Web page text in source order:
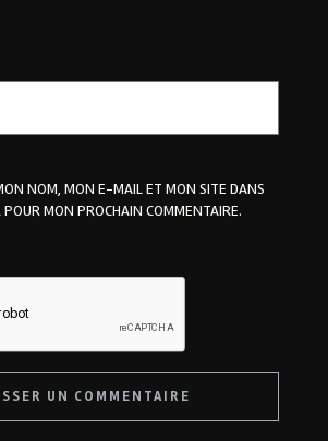
NOM, MON E-MAIL ET MON SITE DANS
MON PROCHAIN COMMENTAIRE.